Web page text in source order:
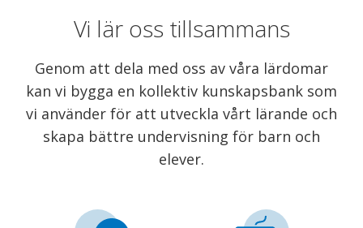
Vi lär oss tillsammans
Genom att dela med oss av våra lärdomar
kan vi bygga en kollektiv kunskapsbank som
vi använder för att utveckla vårt lärande och
skapa bättre undervisning för barn och
elever.